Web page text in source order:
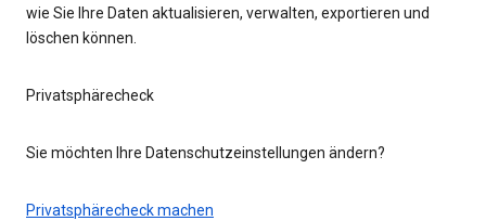
wie Sie Ihre Daten aktualisieren, verwalten, exportieren und
löschen können.
Privatsphärecheck
Sie möchten Ihre Datenschutzeinstellungen ändern?
Privatsphärecheck machen